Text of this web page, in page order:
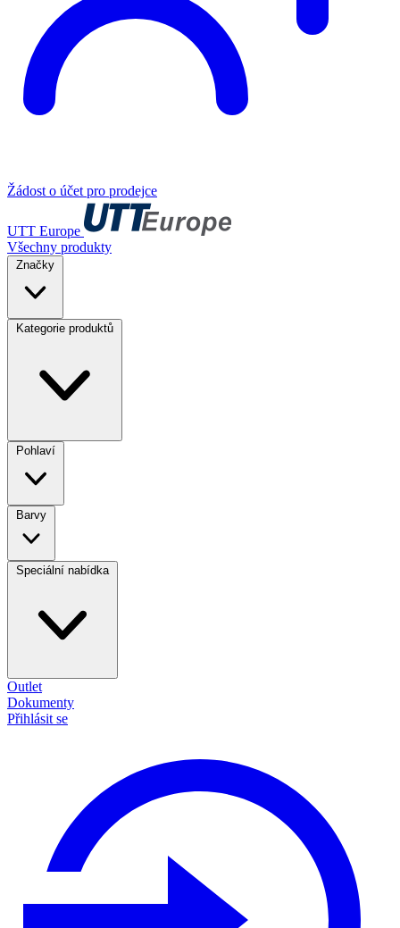
Žádost o účet pro prodejce
UTT Europe
Všechny produkty
Značky
Kategorie produktů
Pohlaví
Barvy
Speciální nabídka
Outlet
Dokumenty
Přihlásit se